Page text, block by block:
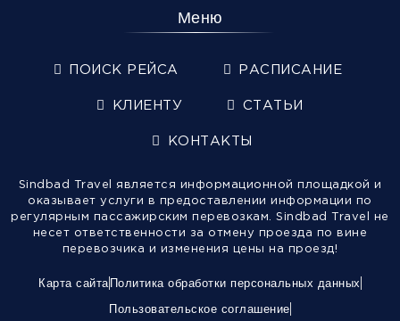
Меню
ПОИСК РЕЙСА РАСПИСАНИЕ
КЛИЕНТУ СТАТЬИ
КОНТАКТЫ
Sindbad Travel является информационной площадкой и
оказывает услуги в предоставлении информации по
регулярным пассажирским перевозкам. Sindbad Travel не
несет ответственности за отмену проезда по вине
перевозчика и изменения цены на проезд!
Карта сайта Политика обработки персональных данных
Пользовательское соглашение